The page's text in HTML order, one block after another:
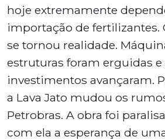
hoje extremamente
importação de fertilizantes.
se tornou realidade.
estruturas foram erguidas e
investimentos avançaram.
a Lava Jato mudou os
Petrobras. A obra foi
com ela a esperança de